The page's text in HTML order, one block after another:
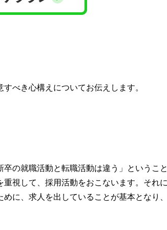
べき心構えについてお伝えします。
の就職活動と転職活動は違う」というこ
視して、採用活動をおこないます。それ
に、求人を出していることが基本となり